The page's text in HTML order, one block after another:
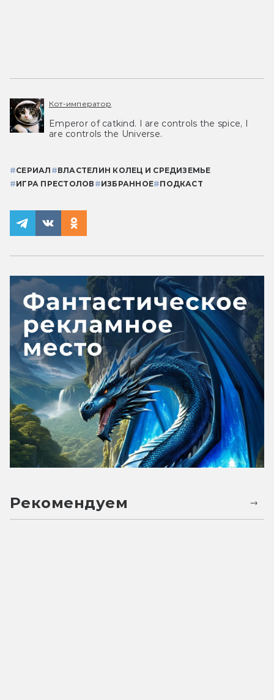
Кот-император
Emperor of catkind. I are controls the spice, I
are controls the Universe.
#СЕРИАЛ #ВЛАСТЕЛИН КОЛЕЦ И СРЕДИЗЕМЬЕ
#ИГРА ПРЕСТОЛОВ #ИЗБРАННОЕ#ПОДКАСТ
Рекомендуем